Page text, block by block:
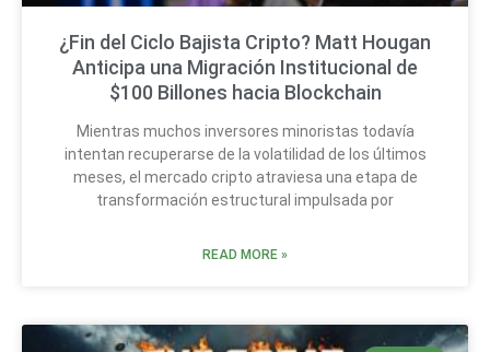
¿Fin del Ciclo Bajista Cripto? Matt Hougan
Anticipa una Migración Institucional de
$100 Billones hacia Blockchain
Mientras muchos inversores minoristas todavía
intentan recuperarse de la volatilidad de los últimos
meses, el mercado cripto atraviesa una etapa de
transformación estructural impulsada por
READ MORE »